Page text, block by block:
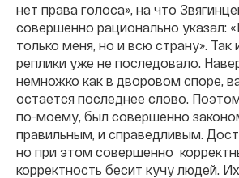
нет права голоса», на что
совершенно рационально указал:
только меня, но и всю страну». Так
реплики уже не последовало.
немножко как в дворовом споре,
остается последнее слово.
по-моему, был совершенно
правильным, и справедливым.
но при этом совершенно
корректность бесит кучу людей.